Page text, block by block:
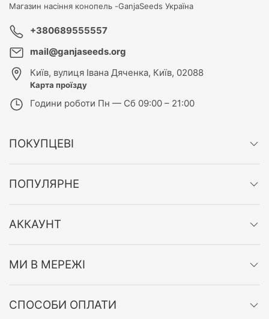
Магазин насіння конопель -GanjaSeeds Україна
+380689555557
mail@ganjaseeds.org
Київ, вулиця Івана Дяченка, Київ, 02088
Карта проїзду
Години роботи Пн — Сб 09:00 – 21:00
ПОКУПЦЕВІ
ПОПУЛЯРНЕ
АККАУНТ
МИ В МЕРЕЖІ
СПОСОБИ ОПЛАТИ